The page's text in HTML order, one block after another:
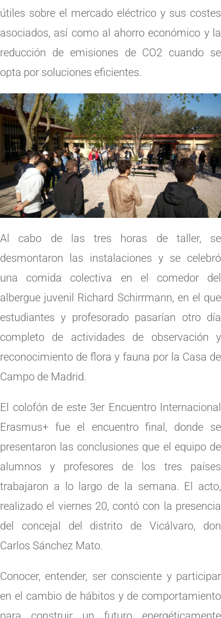
útiles sobre el mercado eléctrico y sus costes
asociados, así como al ahorro económico y la
reducción de emisiones de CO2 cuando se
opta por soluciones eficientes.
Al cabo de las tres horas de taller, se
desmontaron las instalaciones y se celebró
una comida colectiva en el comedor del
albergue juvenil Richard Schirrmann, en el que
estudiantes y profesorado pasarían otro día
completo de actividades de observación y
reconocimiento de flora y fauna por la Casa de
Campo de Madrid.
El colofón de este 3er Encuentro Internacional
Erasmus+ fue el encuentro final, donde se
presentaron las conclusiones que el equipo de
alumnos y profesores de los tres países
trabajaron a lo largo de la semana. El acto,
realizado el viernes 20, contó con la presencia
del concejal del distrito de Vicálvaro, don
Carlos Sánchez Mato.
Conocer, entender, ser consciente y participar
en el cambio de hábitos y de comportamiento